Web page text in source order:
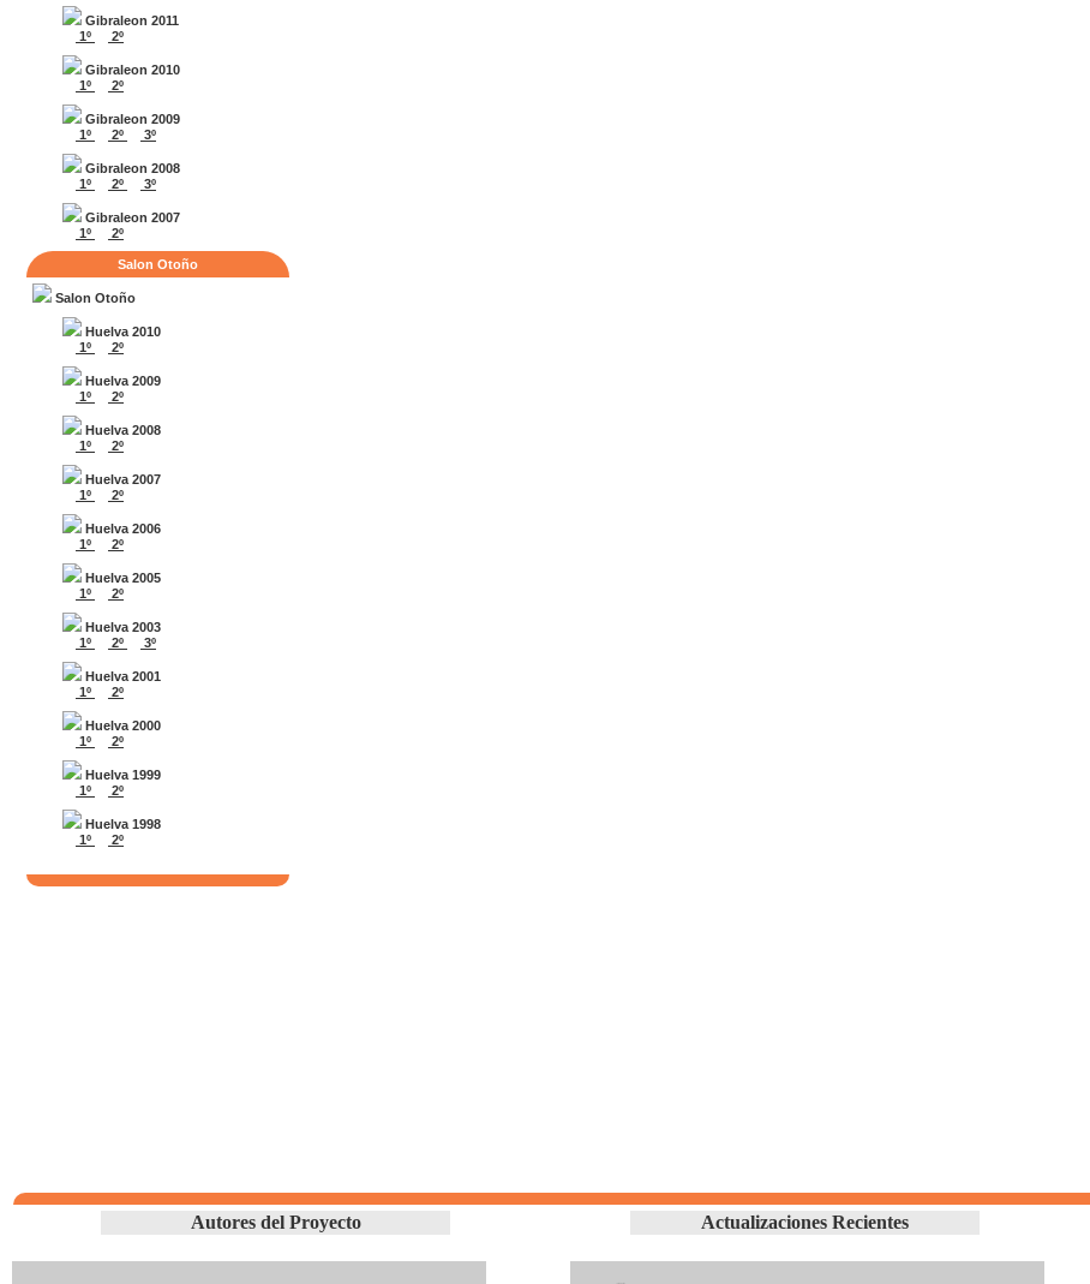
Gibraleon 2011
1º
2º
Gibraleon 2010
1º
2º
Gibraleon 2009
1º
2º 3º
Gibraleon 2008
1º
2º 3º
Gibraleon 2007
1º
2º
Salon Otoño
Salon Otoño
Huelva 2010
1º
2º
Huelva 2009
1º
2º
Huelva 2008
1º
2º
Huelva 2007
1º
2º
Huelva 2006
1º
2º
Huelva 2005
1º
2º
Huelva 2003
1º
2º 3º
Huelva 2001
1º
2º
Huelva 2000
1º
2º
Huelva 1999
1º
2º
Huelva 1998
1º
2º
Autores del Proyecto Actualizaciones Recientes